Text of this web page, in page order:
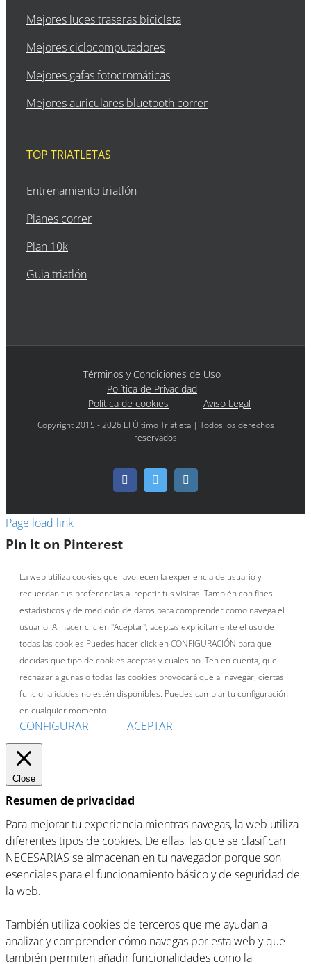
Mejores luces traseras bicicleta
Mejores ciclocomputadores
Mejores gafas fotocromáticas
Mejores auriculares bluetooth correr
TOP TRIATLETAS
Entrenamiento triatlón
Planes correr
Plan 10k
Guia triatlón
Términos y Condiciones de Uso
Política de Privacidad
Política de cookies
Aviso Legal
Copyright 2015 - 2026 El Último Triatleta | Todos los derechos
reservados
FacebookTwitter
Page load link
Pin It on Pinterest
La web utiliza cookies que favorecen la experiencia de usuario y
recuerdan tus preferencias al repetir tus visitas. También con fines
estadísticos y de medición de datos para comprender como navega el
usuario. Al hacer clic en "Aceptar", aceptas explícitamente el uso de
todas las cookies Puedes hacer click en CONFIGURACIÓN para que
decidas que tipo de cookies aceptas y cuales no. Ten en cuenta, que
rechazar algunas o todas las cookies provocará que al navegar, ciertas
funcionalidades no estén disponibles. Puedes cambiar tu configuración
en cualquier momento.
CONFIGURAR ACEPTAR
Close
Resumen de privacidad
Para mejorar tu experiencia mientras navegas, la web utiliza
diferentes tipos de cookies. De ellas, las que se clasifican
NECESARIAS se almacenan en tu navegador porque son
esenciales para el funcionamiento básico y de seguridad de
la web.
También utiliza cookies de terceros que me ayudan a
analizar y comprender cómo navegas por esta web y que
también permiten añadir funcionalidades como la